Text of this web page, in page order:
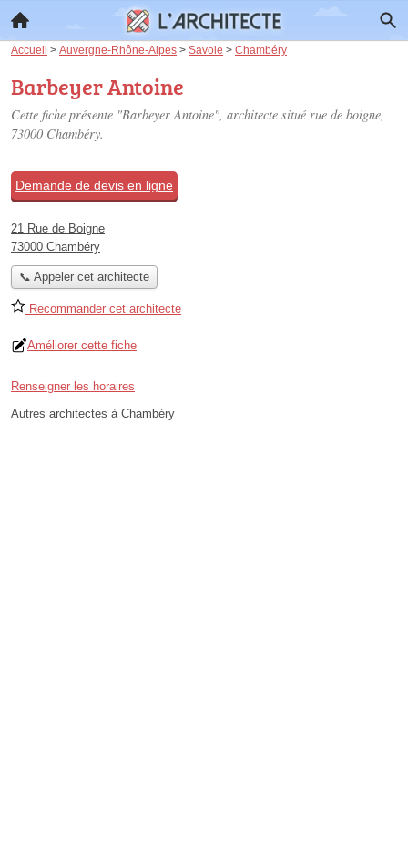
Accueil > Auvergne-Rhône-Alpes > Savoie > Chambéry
Barbeyer Antoine
Cette fiche présente "Barbeyer Antoine", architecte situé rue de boigne,
73000 Chambéry.
Demande de devis en ligne
21 Rue de Boigne
73000 Chambéry
📞 Appeler cet architecte
Recommander cet architecte
Améliorer cette fiche
Renseigner les horaires
Autres architectes à Chambéry